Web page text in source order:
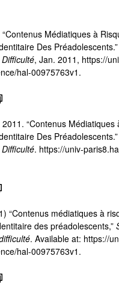
Médiatiques à
Des Préadolescents.”
, Jan. 2011, https://
hal-00975763v1.
“Contenus Médiatiques
Des
. https://univ-
“Contenus médiatiques à
des préadolescents,”
. Available at: https://
hal-00975763v1.